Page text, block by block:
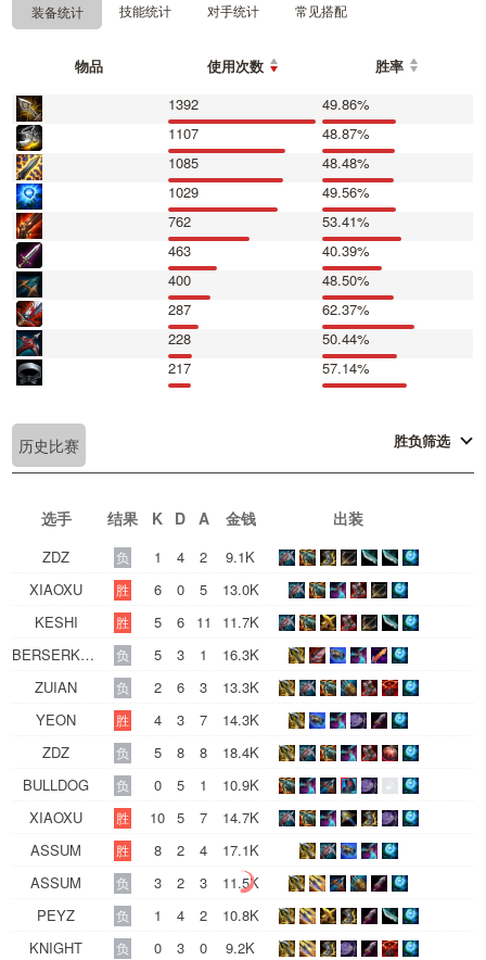
装备统计 技能统计 对手统计 常见搭配
物品 使用次数
胜率
1392
49.86%
1107
48.87%
1085
48.48%
1029
49.56%
762
53.41%
463
40.39%
400
48.50%
287
62.37%
228
50.44%
217
57.14%
历史比赛 胜负筛选
选手 结果 K D A 金钱 出装
ZDZ 负 1 4 2
9.1K
XIAOXU
胜 6 0 5
13.0K
KESHI
胜 5 6 11
11.7K
BERSERKER
负 5 3 1
16.3K
ZUIAN
负 2 6 3
13.3K
YEON
胜 4 3 7
14.3K
ZDZ
负 5 8 8
18.4K
BULLDOG
负 0 5 1
10.9K
XIAOXU
胜 10 5 7
14.7K
ASSUM
胜 8 2 4
17.1K
ASSUM
负 3 2 3
11.5K
PEYZ
负 1 4 2
10.8K
KNIGHT
负 0 3 0
9.2K